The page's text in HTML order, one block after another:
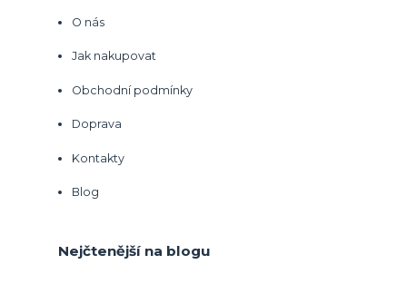
O nás
Jak nakupovat
Obchodní podmínky
Doprava
Kontakty
Blog
Nejčtenější na blogu